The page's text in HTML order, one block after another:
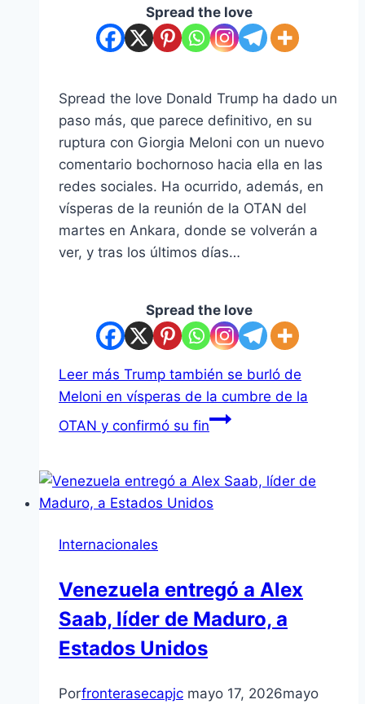
Spread the love
Spread the love Donald Trump ha dado un
paso más, que parece definitivo, en su
ruptura con Giorgia Meloni con un nuevo
comentario bochornoso hacia ella en las
redes sociales. Ha ocurrido, además, en
vísperas de la reunión de la OTAN del
martes en Ankara, donde se volverán a
ver, y tras los últimos días…
Spread the love
Leer más Trump también se burló de
Meloni en vísperas de la cumbre de la
OTAN y confirmó su fin
Internacionales
Venezuela entregó a Alex
Saab, líder de Maduro, a
Estados Unidos
Porfronterasecapjc mayo 17, 2026mayo